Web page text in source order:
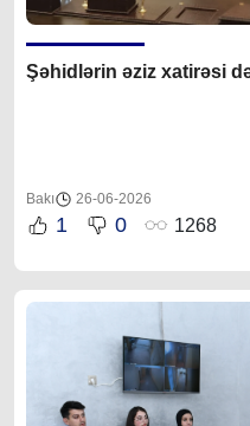
Şəhidlərin əziz xatirəsi
Bakı 26-06-2026
1 0 1268